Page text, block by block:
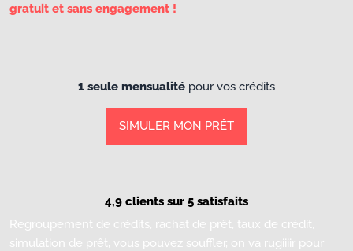
gratuit et sans engagement !
1 seule mensualité pour vos crédits
SIMULER MON PRÊT
4,9 clients sur 5 satisfaits
Regroupement de crédits, rachat de prêt, taux de crédit,
simulation de prêt, vous pouvez souffler, on va rugiiiir pour